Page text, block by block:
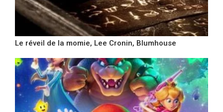
Le réveil de la momie, Lee Cronin, Blumhouse